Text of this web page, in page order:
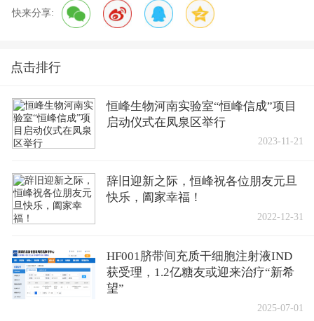
快来分享:
点击排行
恒峰生物河南实验室“恒峰信成”项目
启动仪式在凤泉区举行
2023-11-21
辞旧迎新之际，恒峰祝各位朋友元旦
快乐，阖家幸福！
2022-12-31
HF001脐带间充质干细胞注射液IND
获受理，1.2亿糖友或迎来治疗“新希
望”
2025-07-01